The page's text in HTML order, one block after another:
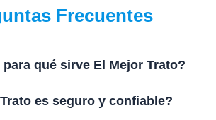
Frecuentes
para qué sirve El Mejor Trato?
es seguro y confiable?